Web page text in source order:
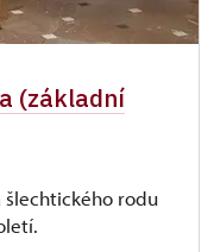
(základní
rodu